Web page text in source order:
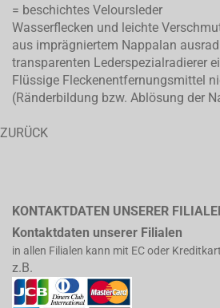
= beschichtes Veloursleder
Wasserflecken und leichte
aus imprägniertem Nappalan
transparenten Lederspezialradierer
Flüssige Fleckenentfernungsmittel
(Ränderbildung bzw. Ablösung der
ZURÜCK
KONTAKTDATEN UNSERER
Kontaktdaten unserer Filialen
in allen Filialen kann mit EC oder
z.B.